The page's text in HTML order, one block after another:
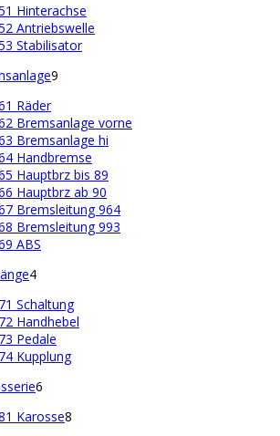
Hinterachse
Antriebswelle
Stabilisator
9
Räder
Bremsanlage vorne
Bremsanlage hi
Handbremse
Hauptbrz bis 89
Hauptbrz ab 90
Bremsleitung 964
Bremsleitung 993
ABS
4
Schaltung
Handhebel
Pedale
Kupplung
6
Karosse8